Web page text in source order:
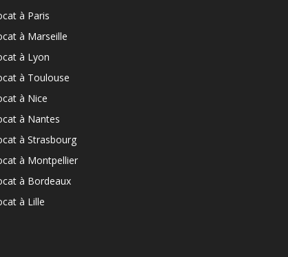
à Paris
à Marseille
à Lyon
à Toulouse
à Nice
à Nantes
à Strasbourg
à Montpellier
à Bordeaux
à Lille